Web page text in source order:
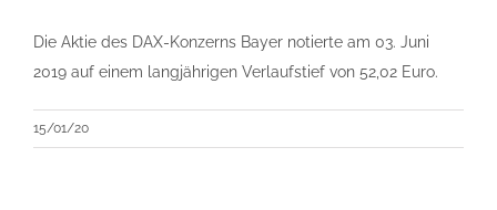
Die Aktie des DAX-Konzerns Bayer notierte am 03. Juni
2019 auf einem langjährigen Verlaufstief von 52,02 Euro.
15/01/20